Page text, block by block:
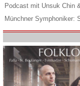
Podcast mit Unsuk Chin
Münchner Symphoniker: